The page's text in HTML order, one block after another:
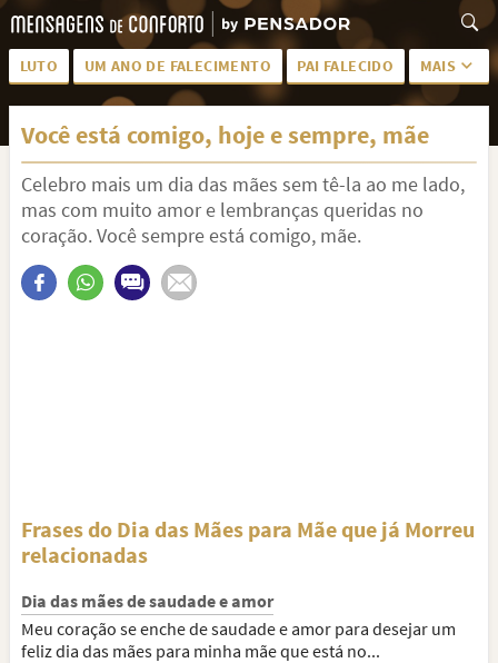
LUTO UM ANO DE FALECIMENTO PAI FALECIDO MAIS
LUTO PARA AMIGA PALAVRAS
SAUDADES DA MÃE PÊSAMES
PÊSAMES PARA AMIGA DESCANSE EM PAZ
MEUS SENTIMENTOS PÊSAMES PARA AMIGO
FRASES DE LUTO PARA AMIGO
Você está comigo, hoje e sempre, mãe
Celebro mais um dia das mães sem tê-la ao me lado,
mas com muito amor e lembranças queridas no
coração. Você sempre está comigo, mãe.
Frases do Dia das Mães para Mãe que já Morreu
relacionadas
Dia das mães de saudade e amor
Meu coração se enche de saudade e amor para desejar um
feliz dia das mães para minha mãe que está no...